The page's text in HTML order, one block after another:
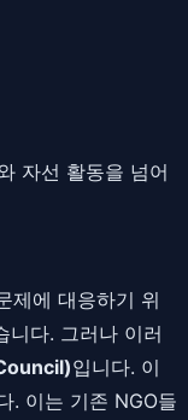
자선 활동을 넘어
제에 대응하기 위
니다. 그러나 이러
입니다. 이
. 이는 기존 NGO들